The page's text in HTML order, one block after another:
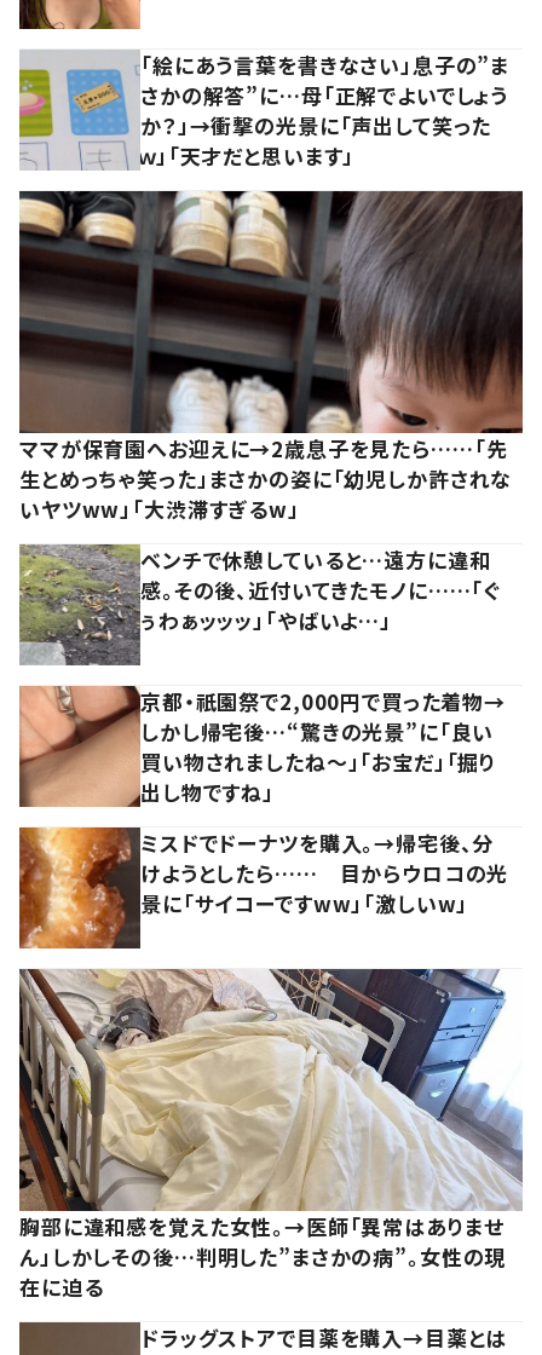
「絵にあう言葉を書きなさい」息子の”ま
さかの解答”に…母「正解でよいでしょう
か？」→衝撃の光景に「声出して笑った
ｗ」「天才だと思います」
ママが保育園へお迎えに→2歳息子を見たら……「先
生とめっちゃ笑った」まさかの姿に「幼児しか許されな
いヤツww」「大渋滞すぎるw」
ベンチで休憩していると…遠方に違和
感。その後、近付いてきたモノに……「ぐ
ぅわぁッッッ」「やばいよ…」
京都・祇園祭で2,000円で買った着物→
しかし帰宅後…“驚きの光景”に「良い
買い物されましたね～」「お宝だ」「掘り
出し物ですね」
ミスドでドーナツを購入。→帰宅後、分
けようとしたら…… 目からウロコの光
景に「サイコーですww」「激しいw」
胸部に違和感を覚えた女性。→医師「異常はありませ
ん」しかしその後…判明した”まさかの病”。女性の現
在に迫る
ドラッグストアで目薬を購入→目薬とは